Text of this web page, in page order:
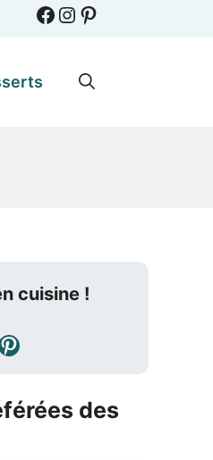
Facebook
Instagram
Pinterest
cuisine !
des